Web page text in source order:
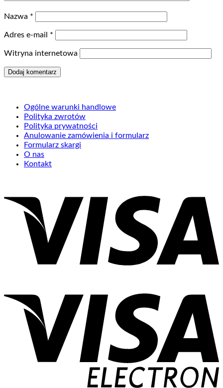
Nazwa *
Adres e-mail *
Witryna internetowa
Ogólne warunki handlowe
Polityka zwrotów
Polityka prywatności
Anulowanie zamówienia i formularz
Formularz skargi
O nas
Kontakt